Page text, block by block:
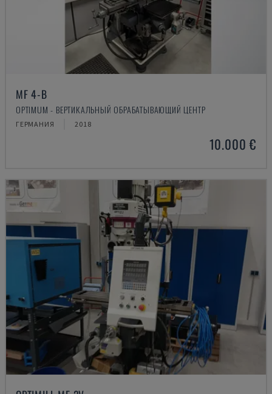
MF 4-B
OPTIMUM - ВЕРТИКАЛЬНЫЙ ОБРАБАТЫВАЮЩИЙ ЦЕНТР
ГЕРМАНИЯ 2018
10.000 €